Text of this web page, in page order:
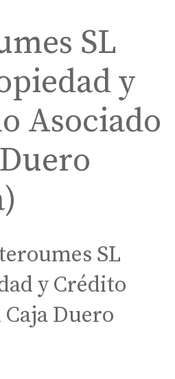
SL
y
Asociado
SL
y Crédito
Duero